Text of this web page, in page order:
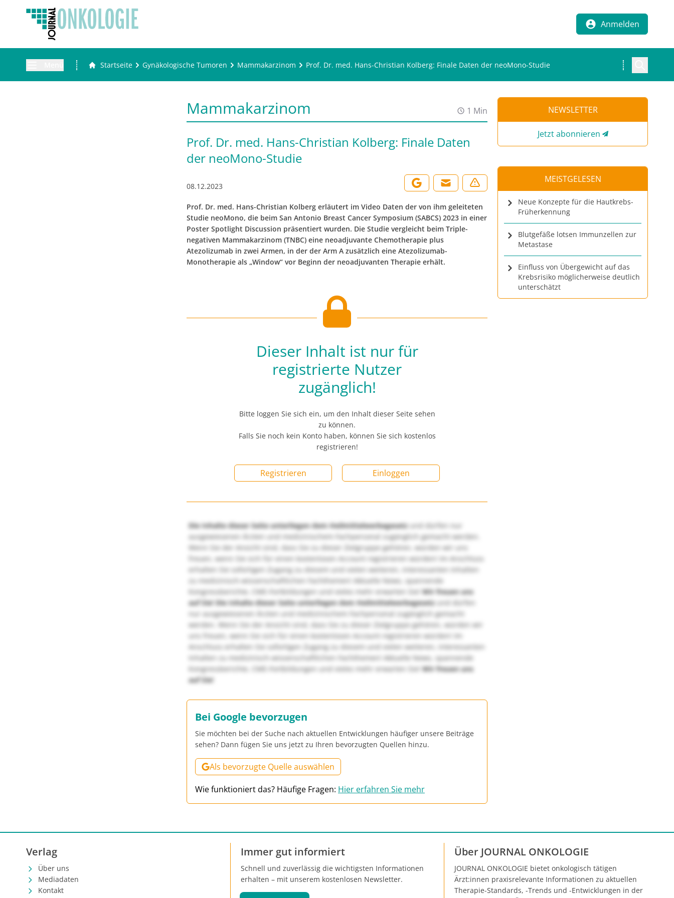
Anmelden
Startseite Gynäkologische Tumoren Mammakarzinom Prof. Dr. med. Hans-Christian Kolberg: Finale Daten der neoMono-Studie
Mammakarzinom 1 Min
Prof. Dr. med. Hans-Christian Kolberg: Finale Daten
der neoMono-Studie
08.12.2023
Prof. Dr. med. Hans-Christian Kolberg erläutert im Video Daten der von ihm geleiteten
Studie neoMono, die beim San Antonio Breast Cancer Symposium (SABCS) 2023 in einer
Poster Spotlight Discussion präsentiert wurden. Die Studie vergleicht beim Triple-
negativen Mammakarzinom (TNBC) eine neoadjuvante Chemotherapie plus
Atezolizumab in zwei Armen, in der der Arm A zusätzlich eine Atezolizumab-
Monotherapie als „Window“ vor Beginn der neoadjuvanten Therapie erhält.
Dieser Inhalt ist nur für
registrierte Nutzer
zugänglich!
Bitte loggen Sie sich ein, um den Inhalt dieser Seite sehen
zu können.
Falls Sie noch kein Konto haben, können Sie sich kostenlos
registrieren!
Registrieren Einloggen
Die Inhalte dieser Seite unterliegen dem Heilmittelwerbegesetzund dürfen nur
ausgewiesenen Ärzten und medizinischem Fachpersonal zugänglich gemacht werden.
Wenn Sie der Ansicht sind, dass Sie zu dieser Zielgruppe gehören, würden wir uns
freuen, wenn Sie sich für einen kostenlosen Account registrieren würden! Im Anschluss
erhalten Sie sofortigen Zugang zu diesem und vielen weiteren, interessanten Inhalten
zu medizinisch-wissenschaftlichen Fachthemen! Aktuelle News, spannende
Kongressberichte, CME-Fortbildungen und vieles mehr erwarten Sie!Wir freuen uns
auf Sie! Die Inhalte dieser Seite unterliegen dem Heilmittelwerbegesetzund dürfen
nur ausgewiesenen Ärzten und medizinischem Fachpersonal zugänglich gemacht
werden. Wenn Sie der Ansicht sind, dass Sie zu dieser Zielgruppe gehören, würden wir
uns freuen, wenn Sie sich für einen kostenlosen Account registrieren würden! Im
Anschluss erhalten Sie sofortigen Zugang zu diesem und vielen weiteren, interessanten
Inhalten zu medizinisch-wissenschaftlichen Fachthemen! Aktuelle News, spannende
Kongressberichte, CME-Fortbildungen und vieles mehr erwarten Sie! Wir freuen uns
auf Sie!
Bei Google bevorzugen
Sie möchten bei der Suche nach aktuellen Entwicklungen häufiger unsere Beiträge
sehen? Dann fügen Sie uns jetzt zu Ihren bevorzugten Quellen hinzu.
Als bevorzugte Quelle auswählen
Wie funktioniert das? Häufige Fragen: Hier erfahren Sie mehr
NEWSLETTER
Jetzt abonnieren
MEISTGELESEN
Neue Konzepte für die Hautkrebs-
Früherkennung
Blutgefäße lotsen Immunzellen zur
Metastase
Einfluss von Übergewicht auf das
Krebsrisiko möglicherweise deutlich
unterschätzt
Verlag
Über uns
Mediadaten
Kontakt
Immer gut informiert
Schnell und zuverlässig die wichtigsten Informationen
erhalten – mit unserem kostenlosen Newsletter.
Über JOURNAL ONKOLOGIE
JOURNAL ONKOLOGIE bietet onkologisch tätigen
Ärzt:innen praxisrelevante Informationen zu aktuellen
Therapie-Standards, -Trends und -Entwicklungen in der